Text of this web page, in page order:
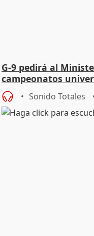
G-9 pedirá al
campeonatos
Sonido Totales